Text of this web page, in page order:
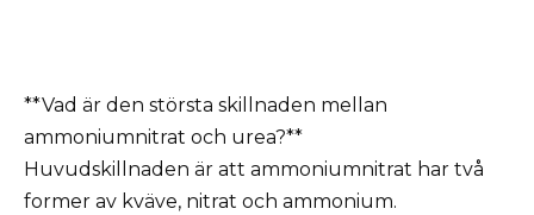
**Vad är den största skillnaden mellan
ammoniumnitrat och urea?**
Huvudskillnaden är att ammoniumnitrat har två
former av kväve, nitrat och ammonium.